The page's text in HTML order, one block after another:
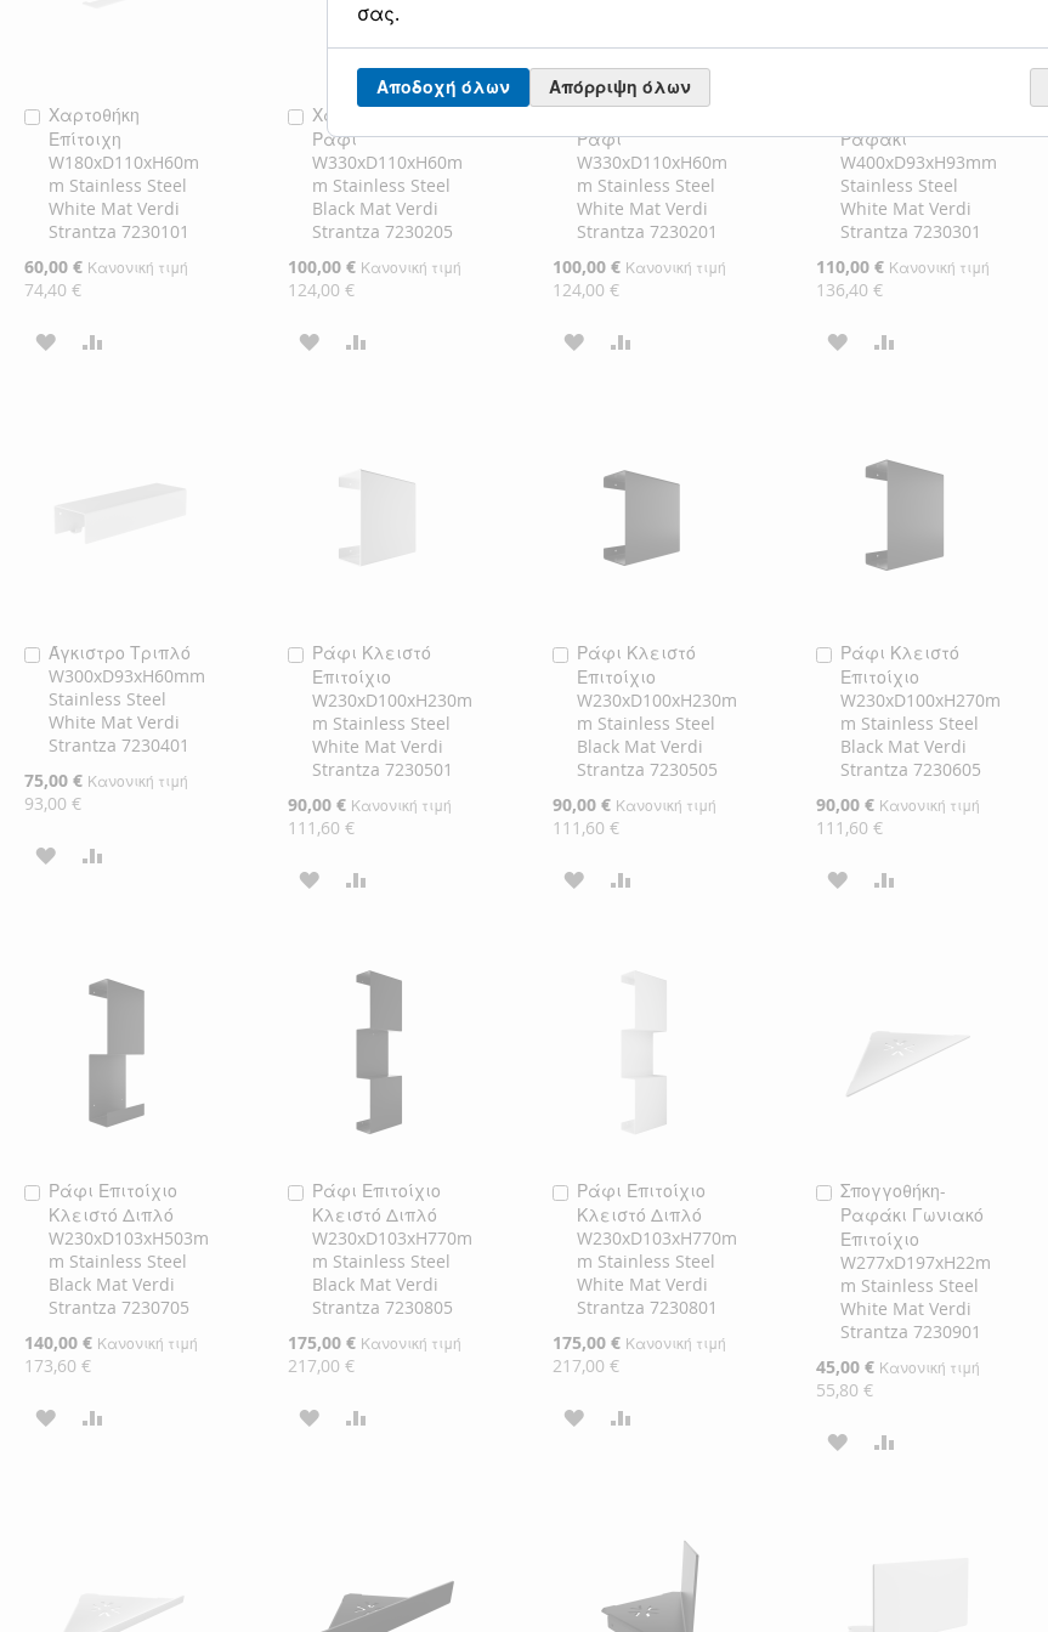
Χαρτοθήκη
Επίτοιχη
W180xD110xH60m
m Stainless Steel
White Mat Verdi
Strantza 7230101
Ειδική
Τιμή
60,00 € Κανονική τιμή
74,40 €
Προσθήκη
στο
Καλάθι
ΠΡΟΣΘΉΚΗ
Χαρτοθήκη με
Ράφι
W330xD110xH60m
m Stainless Steel
Black Mat Verdi
Strantza 7230205
Ειδική
Τιμή
100,00 € Κανονική τιμή
124,00 €
Προσθήκη
στο
Καλάθι
ΠΡΟΣΘΉΚΗ
ΕΠΙΘΥΜΙΏΝ
Χαρτοθήκη με
Ράφι
W330xD110xH60m
m Stainless Steel
White Mat Verdi
Strantza 7230201
Ειδική
Τιμή
100,00 € Κανονική τιμή
124,00 €
στο
Καλάθι
ΠΡΟΣΘΉΚΗ
ΕΠΙΘΥΜΙΏΝ
Ραφάκι
W400xD93xH93mm
Stainless Steel
White Mat Verdi
Strantza 7230301
Ειδική
Τιμή
110,00 € Κανονική τιμή
136,40 €
στο
Καλάθι
ΠΡΟΣΘΉΚΗ
ΕΠΙΘΥΜΙΏΝ
Άγκιστρο Τριπλό
W300xD93xH60mm
Stainless Steel
White Mat Verdi
Strantza 7230401
Ειδική
Τιμή
75,00 € Κανονική τιμή
93,00 €
Προσθήκη
στο
Καλάθι
ΠΡΟΣΘΉΚΗ
ΕΠΙΘΥΜΙΏΝ
Ράφι Κλειστό
Επιτοίχιο
W230xD100xH230m
m Stainless Steel
White Mat Verdi
Strantza 7230501
Ειδική
Τιμή
90,00 € Κανονική τιμή
111,60 €
Προσθήκη
στο
Καλάθι
ΠΡΟΣΘΉΚΗ
Ράφι Κλειστό
Επιτοίχιο
W230xD100xH230m
m Stainless Steel
Black Mat Verdi
Strantza 7230505
Ειδική
Τιμή
90,00 € Κανονική τιμή
111,60 €
Προσθήκη
στο
Καλάθι
ΠΡΟΣΘΉΚΗ
Ράφι Κλειστό
Επιτοίχιο
W230xD100xH270m
m Stainless Steel
Black Mat Verdi
Strantza 7230605
Ειδική
Τιμή
90,00 € Κανονική τιμή
111,60 €
Προσθήκη
στο
Καλάθι
ΠΡΟΣΘΉΚΗ
Ράφι Επιτοίχιο
Κλειστό Διπλό
W230xD103xH503m
m Stainless Steel
Black Mat Verdi
Strantza 7230705
Ειδική
Τιμή
140,00 € Κανονική τιμή
173,60 €
Προσθήκη
στο
Καλάθι
ΠΡΟΣΘΉΚΗ
Ράφι Επιτοίχιο
Κλειστό Διπλό
W230xD103xH770m
m Stainless Steel
Black Mat Verdi
Strantza 7230805
Ειδική
Τιμή
175,00 € Κανονική τιμή
217,00 €
Προσθήκη
στο
Καλάθι
ΠΡΟΣΘΉΚΗ
Ράφι Επιτοίχιο
Κλειστό Διπλό
W230xD103xH770m
m Stainless Steel
White Mat Verdi
Strantza 7230801
Ειδική
Τιμή
175,00 € Κανονική τιμή
217,00 €
Προσθήκη
στο
Καλάθι
ΠΡΟΣΘΉΚΗ
ΕΠΙΘΥΜΙΏΝ
Σπογγοθήκη-
Ραφάκι Γωνιακό
Επιτοίχιο
W277xD197xH22m
m Stainless Steel
White Mat Verdi
Strantza 7230901
Ειδική
Τιμή
45,00 € Κανονική τιμή
55,80 €
Προσθήκη
στο
Καλάθι
ΠΡΟΣΘΉΚΗ
ΕΠΙΘΥΜΙΏΝ
σας.
Αποδοχή όλων Απόρριψη όλων